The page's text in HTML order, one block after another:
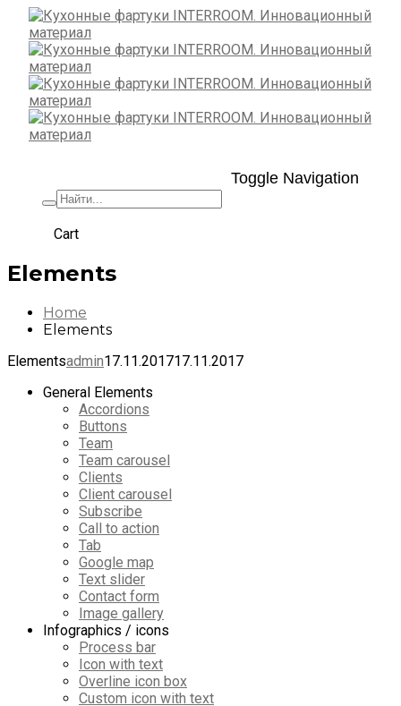
Toggle Navigation
Cart
Elements
Home
Elements
Elementsadmin17.11.201717.11.2017
General Elements
Accordions
Buttons
Team
Team carousel
Clients
Client carousel
Subscribe
Call to action
Tab
Google map
Text slider
Contact form
Image gallery
Infographics / icons
Process bar
Icon with text
Overline icon box
Custom icon with text